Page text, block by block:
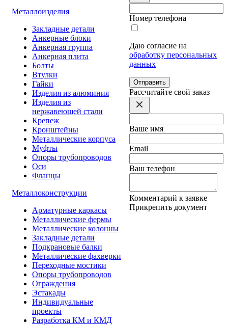
Металлоизделия
Закладные детали
Анкерные блоки
Анкерная группа
Анкерная плита
Болты
Втулки
Гайки
Изделия из алюминия
Изделия из
нержавеющей стали
Крепеж
Кронштейны
Металлические корпуса
Муфты
Опоры трубопроводов
Оси
Фланцы
Металлоконструкции
Арматурные каркасы
Металлические фермы
Металлические колонны
Закладные детали
Подкрановые балки
Металлические фахверки
Переходные мостики
Опоры трубопроводов
Ограждения
Эстакады
Индивидуальные
проекты
Разработка КМ и КМД
Номер телефона
Даю согласие на
обработку персональных
данных
Отправить
Расcчитайте свой заказ
Ваше имя
Email
Ваш телефон
Комментарий к заявке
Прикрепить документ